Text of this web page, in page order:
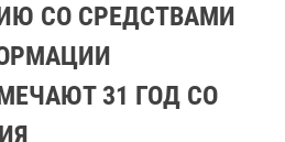
СО СРЕДСТВАМИ
31 ГОД СО